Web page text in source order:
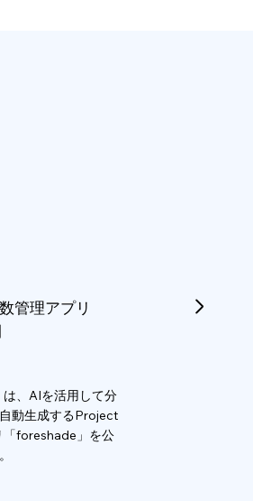
管理アプリ
、AIを活用して分
動生成するProject
foreshade」を公